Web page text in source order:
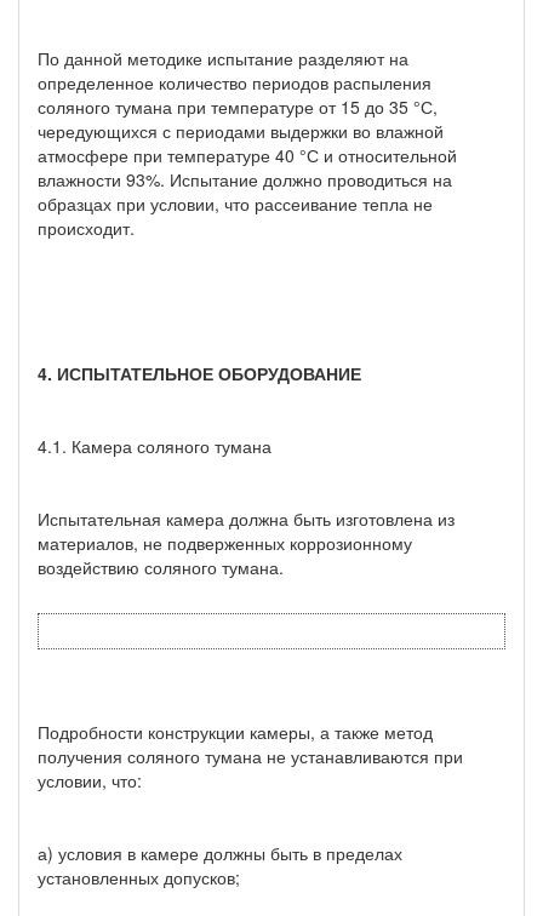
По данной методике испытание разделяют на
определенное количество периодов распыления
соляного тумана при температуре от 15 до 35 °С,
чередующихся с периодами выдержки во влажной
атмосфере при температуре 40 °С и относительной
влажности 93%. Испытание должно проводиться на
образцах при условии, что рассеивание тепла не
происходит.
4. ИСПЫТАТЕЛЬНОЕ ОБОРУДОВАНИЕ
4.1. Камера соляного тумана
Испытательная камера должна быть изготовлена из
материалов, не подверженных коррозионному
воздействию соляного тумана.
Подробности конструкции камеры, а также метод
получения соляного тумана не устанавливаются при
условии, что:
а) условия в камере должны быть в пределах
установленных допусков;